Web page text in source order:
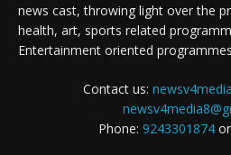
news cast, throwing light over the
health, art, sports related
Entertainment oriented
Contact us:
Phone: 9243301874or